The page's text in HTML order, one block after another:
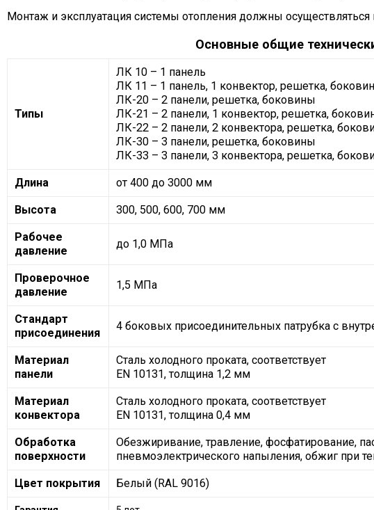
Монтаж и эксплуатация системы отопления должны
Основные общие
Типы
ЛК 10 – 1 панель
ЛК 11 – 1 панель, 1 конвектор, решетка,
ЛК-20 – 2 панели, решетка, боковины
ЛК-21 – 2 панели, 1 конвектор, решетка,
ЛК-22 – 2 панели, 2 конвектора, решетка,
ЛК-30 – 3 панели, решетка, боковины
ЛК-33 – 3 панели, 3 конвектора, решетка,
Длина от 400 до 3000 мм
Высота 300, 500, 600, 700 мм
Рабочее
давление
до 1,0 МПа
Проверочное
давление
1,5 МПа
Стандарт
присоединения
4 боковых присоединительных патрубка с
Материал
панели
Сталь холодного проката, соответствует
EN 10131, толщина 1,2 мм
Материал
конвектора
Сталь холодного проката, соответствует
EN 10131, толщина 0,4 мм
Обработка
поверхности
Обезжиривание, травление, фосфатирование,
пневмоэлектрического напыления, обжиг при
Цвет покрытия Белый (RAL 9016)